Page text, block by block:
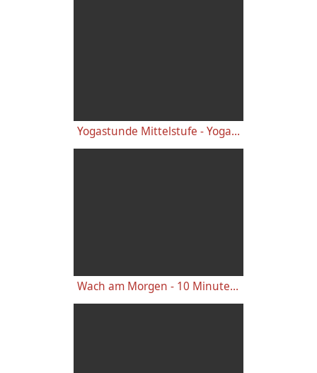
Yogastunde Mittelstufe - Yoga Vidya Grundreihe
Wach am Morgen - 10 Minuten Yogastunde für Energie